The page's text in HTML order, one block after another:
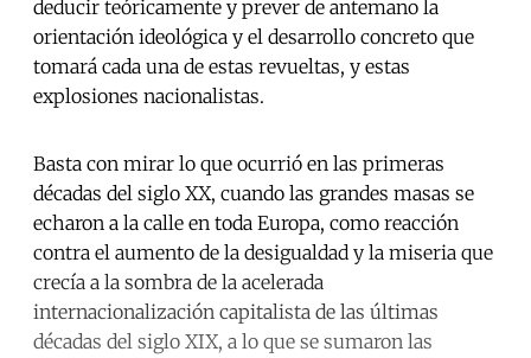
deducir teóricamente y prever de antemano la
orientación ideológica y el desarrollo concreto que
tomará cada una de estas revueltas, y estas
explosiones nacionalistas.
Basta con mirar lo que ocurrió en las primeras
décadas del siglo XX, cuando las grandes masas se
echaron a la calle en toda Europa, como reacción
contra el aumento de la desigualdad y la miseria que
crecía a la sombra de la acelerada
internacionalización capitalista de las últimas
décadas del siglo XIX, a lo que se sumaron las